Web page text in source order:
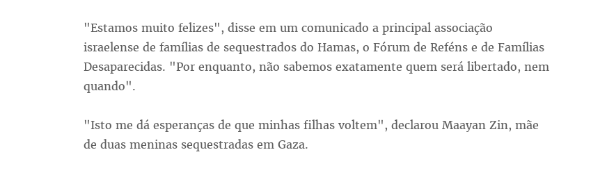
"Estamos muito felizes", disse em um comunicado a principal associação
israelense de famílias de sequestrados do Hamas, o Fórum de Reféns e de Famílias
Desaparecidas. "Por enquanto, não sabemos exatamente quem será libertado, nem
quando".
"Isto me dá esperanças de que minhas filhas voltem", declarou Maayan Zin, mãe
de duas meninas sequestradas em Gaza.